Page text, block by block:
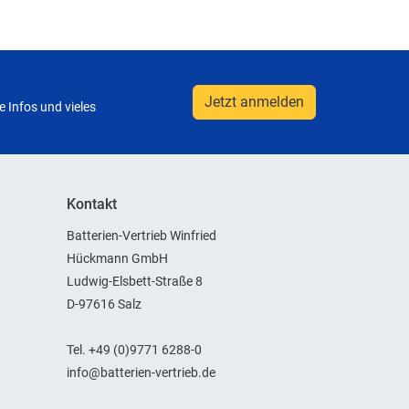
Infos und vieles Jetzt anmelden
Kontakt
Batterien-Vertrieb Winfried
Hückmann GmbH
Ludwig-Elsbett-Straße 8
D-97616 Salz
Tel. +49 (0)9771 6288-0
info@batterien-vertrieb.de